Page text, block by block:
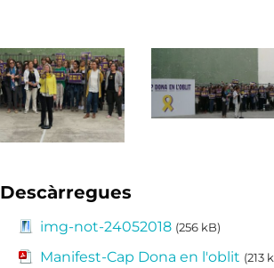
Descàrregues
img-not-24052018 (256 kB)
Manifest-Cap Dona en l'oblit (213